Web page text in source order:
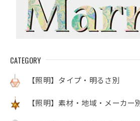
CATEGORY
【照明】タイプ・明るさ別
【照明】素材・地域・メーカー別